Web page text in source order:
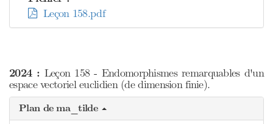
Leçon 158.pdf
2024 : Leçon 158 - Endomorphismes remarquables d'un
espace vectoriel euclidien (de dimension finie).
Plan de ma_tilde